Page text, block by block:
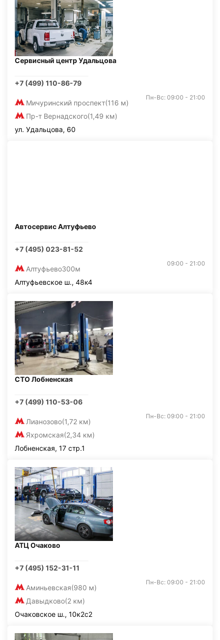
Сервисный центр Удальцова
+7 (499) 110-86-79
Мичуринский проспект(116 м)
Пр-т Вернадского(1,49 км)
Пн-Вс: 09:00 - 21:00
ул. Удальцова, 60
Автосервис Алтуфьево
+7 (495) 023-81-52
Алтуфьево300м
09:00 - 21:00
Алтуфьевское ш., 48к4
СТО Лобненская
+7 (499) 110-53-06
Лианозово(1,72 км)
Яхромская(2,34 км)
Пн-Вс: 09:00 - 21:00
Лобненская, 17 стр.1
АТЦ Очаково
+7 (495) 152-31-11
Аминьевская(980 м)
Давыдково(2 км)
Пн-Вс: 09:00 - 21:00
Очаковское ш., 10к2с2